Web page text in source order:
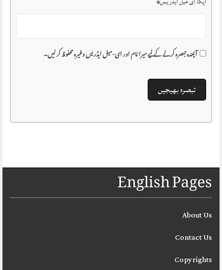
آئیندہ تبصرہ کرنے کے لیے میرا نام اور ای-میل ایڈریس وغیرہ محفوظ کر لیں۔
English Pages
About Us
Contact Us
Copyrights